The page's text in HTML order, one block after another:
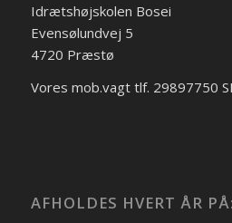
Idrætshøjskolen Bosei
Evensølundvej 5
4720 Præstø
Vores mob.vagt tlf. 29897750
AFHOLDES HVERT ÅR PÅ: